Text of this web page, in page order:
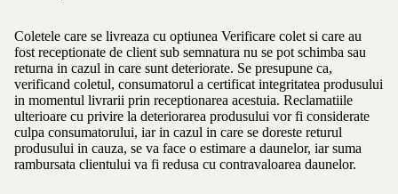
Coletele care se livreaza cu optiunea Verificare colet si care au
fost receptionate de client sub semnatura nu se pot schimba sau
returna in cazul in care sunt deteriorate. Se presupune ca,
verificand coletul, consumatorul a certificat integritatea produsului
in momentul livrarii prin receptionarea acestuia. Reclamatiile
ulterioare cu privire la deteriorarea produsului vor fi considerate
culpa consumatorului, iar in cazul in care se doreste returul
produsului in cauza, se va face o estimare a daunelor, iar suma
rambursata clientului va fi redusa cu contravaloarea daunelor.